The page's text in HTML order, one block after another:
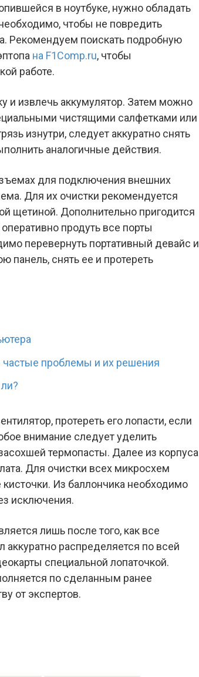
в ноутбуке, нужно обладать
чтобы не повредить
Рекомендуем поискать подробную
на F1Comp.ru, чтобы
работе.
и извлечь аккумулятор. Затем можно
чистящими салфетками или
изнутри, следует аккуратно снять
аналогичные действия.
для подключения внешних
Для их очистки рекомендуется
щетиной. Дополнительно пригодится
продуть все порты
перевернуть портативный девайс и
панель, снять ее и протереть
частые проблемы и их решения
протереть его лопасти, если
внимание следует уделить
термопасты. Далее из корпуса
Для очистки всех микросхем
Из баллончика необходимо
исключения.
лишь после того, как все
распределяется по всей
специальной лопаточкой.
по сделанным ранее
от экспертов.